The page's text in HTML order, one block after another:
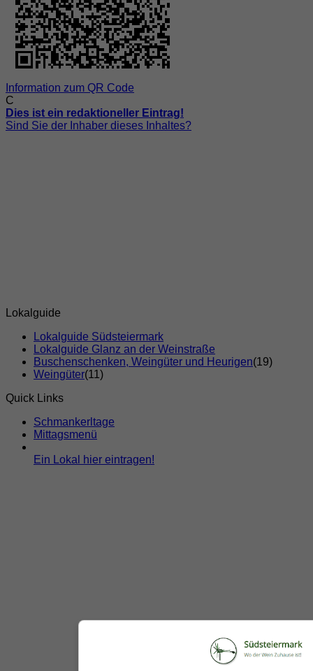
Information zum QR Code
C
Dies ist ein redaktioneller Eintrag!
Sind Sie der Inhaber dieses Inhaltes?
Lokalguide
Lokalguide Südsteiermark
Lokalguide Glanz an der Weinstraße
Buschenschenken, Weingüter und Heurigen(19)
Weingüter(11)
Quick Links
Schmankerltage
Mittagsmenü
Ein Lokal hier eintragen!